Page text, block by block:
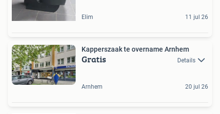
Elim 11 jul 26
Kapperszaak te overname Arnhem
Gratis Details
Arnhem 20 jul 26